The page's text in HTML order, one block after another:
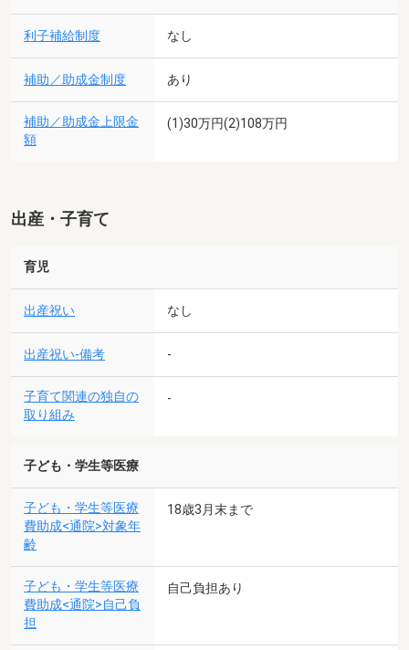
利子補給制度 なし
補助／助成金制度 あり
補助／助成金上限金
額
(1)30万円(2)108万円
出産・子育て
育児
出産祝い なし
出産祝い-備考 -
子育て関連の独自の
取り組み
-
子ども・学生等医療
子ども・学生等医療
費助成<通院>対象年
齢
18歳3月末まで
子ども・学生等医療
費助成<通院>自己負
担
自己負担あり